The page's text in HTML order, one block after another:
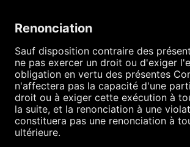
Renonciation
Sauf disposition contraire des
ne pas exercer un droit ou d'exiger
obligation en vertu des présentes
n'affectera pas la capacité d'une
droit ou à exiger cette exécution à
la suite, et la renonciation à une
constituera pas une renonciation à
ultérieure.